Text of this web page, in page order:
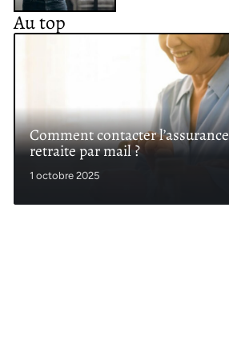
Au top
Comment contacter l’assurance
retraite par mail ?
1 octobre 2025